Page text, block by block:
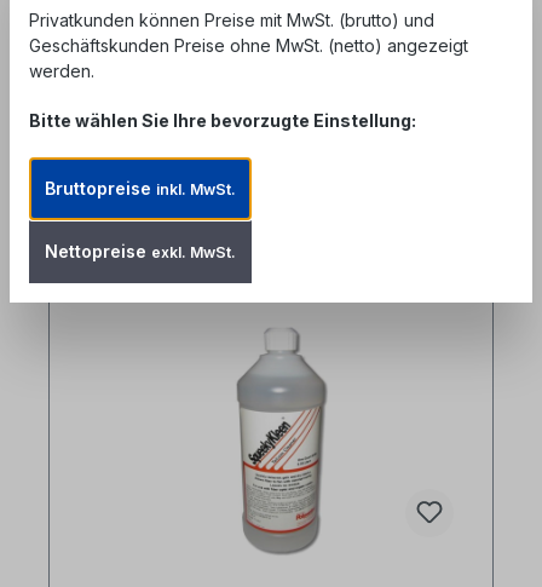
Bewertungen
Privatkunden können Preise mit MwSt. (brutto) und
Geschäftskunden Preise ohne MwSt. (netto) angezeigt
werden.
Bitte wählen Sie Ihre bevorzugte Einstellung:
Bruttopreise inkl. MwSt.
Nettopreise exkl. MwSt.